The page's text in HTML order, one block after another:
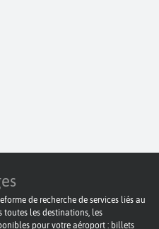
de recherche de services liés au
toutes les destinations, les
pour votre aéroport : billets